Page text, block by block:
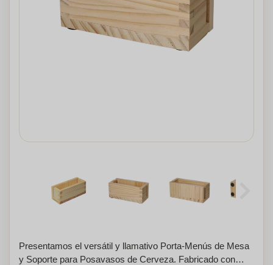
Presentamos el versátil y llamativo Porta-Menús de Mesa
y Soporte para Posavasos de Cerveza. Fabricado con